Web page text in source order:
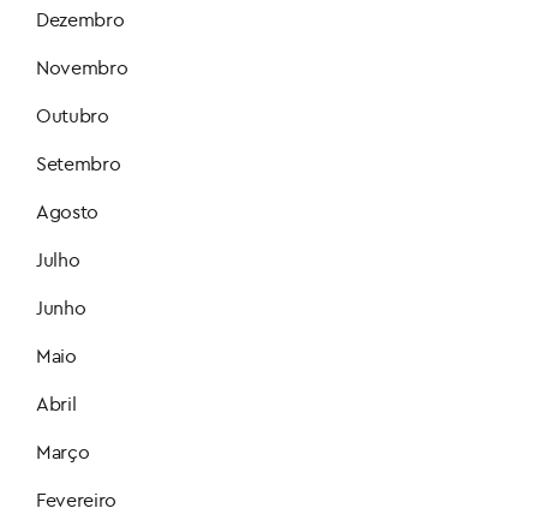
Dezembro
Novembro
Outubro
Setembro
Agosto
Julho
Junho
Maio
Abril
Março
Fevereiro